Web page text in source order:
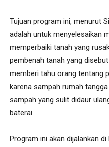
Tujuan program ini, menurut
adalah untuk menyelesaikan
memperbaiki tanah yang
pembenah tanah yang
memberi tahu orang tentang
karena sampah rumah
sampah yang sulit didaur
baterai.
Program ini akan dijalankan